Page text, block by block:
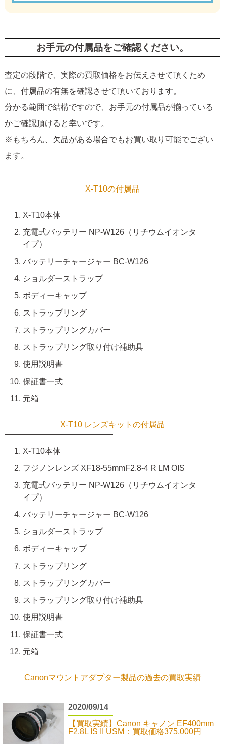
お手元の付属品をご確認ください。
査定の段階で、実際の買取価格をお伝えさせて頂くため
に、付属品の有無を確認させて頂いております。
分かる範囲で結構ですので、お手元の付属品が揃っている
かご確認頂けると幸いです。
※もちろん、欠品がある場合でもお買い取り可能でござい
ます。
X-T10の付属品
X-T10本体
充電式バッテリー NP-W126（リチウムイオンタ
イプ）
バッテリーチャージャー BC-W126
ショルダーストラップ
ボディーキャップ
ストラップリング
ストラップリングカバー
ストラップリング取り付け補助具
使用説明書
保証書一式
元箱
X-T10 レンズキットの付属品
X-T10本体
フジノンレンズ XF18-55mmF2.8-4 R LM OIS
充電式バッテリー NP-W126（リチウムイオンタ
イプ）
バッテリーチャージャー BC-W126
ショルダーストラップ
ボディーキャップ
ストラップリング
ストラップリングカバー
ストラップリング取り付け補助具
使用説明書
保証書一式
元箱
Canonマウントアダプター製品の過去の買取実績
2020/09/14
【買取実績】Canon キャノン EF400mm
F2.8L IS II USM：買取価格375,000円